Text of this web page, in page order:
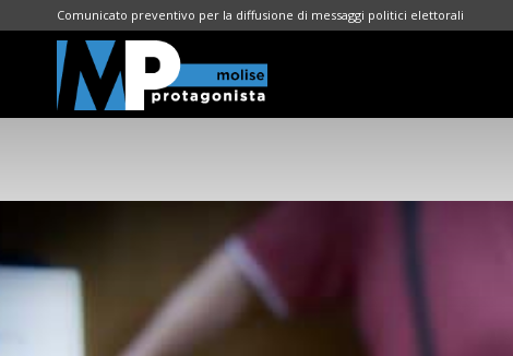
Comunicato preventivo per la diffusione di messaggi politici elettorali